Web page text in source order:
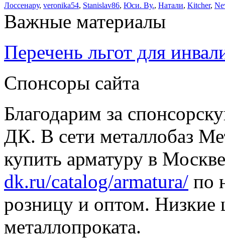
Лоссенару, veronika54, Stanislav86, Юси. Ву., Натали, Kitcher,
Важные материалы
Перечень льгот для
Спонсоры сайта
Благодарим за
ДК. В сети металлобаз
купить арматуру в
dk.ru/catalog/armatura/ по
розницу и оптом. Низкие
металлопроката.